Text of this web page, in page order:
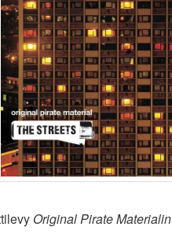
Original Pirate Materialin